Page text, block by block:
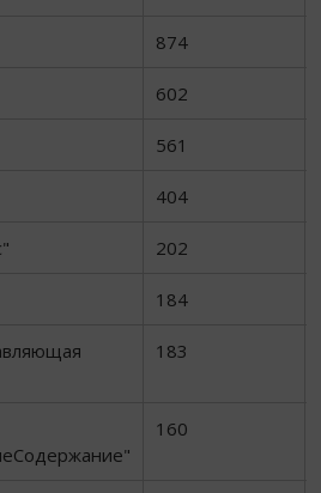
874
602
561
404
202
184
183
160